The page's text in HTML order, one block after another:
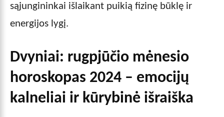
sąjungininkai išlaikant puikią fizinę būklę ir
energijos lygį.
Dvyniai: rugpjūčio mėnesio
horoskopas 2024 – emocijų
kalneliai ir kūrybinė išraiška